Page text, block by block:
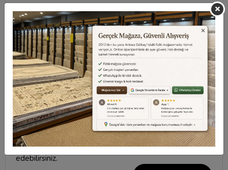
Taksit Seçenekleri
Değerlendirmeler
Destek Merkezi
Aklınızdaki soruların yanıtları ve önemli konuların
cevapları içindestek merkezisayfamızı ziyaret
edebilirsiniz.